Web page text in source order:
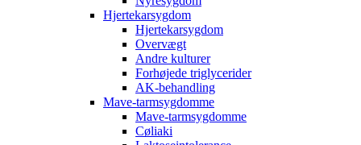
Hjertekarsygdom
Hjertekarsygdom
Overvægt
Andre kulturer
Forhøjede triglycerider
AK-behandling
Mave-tarmsygdomme
Mave-tarmsygdomme
Cøliaki